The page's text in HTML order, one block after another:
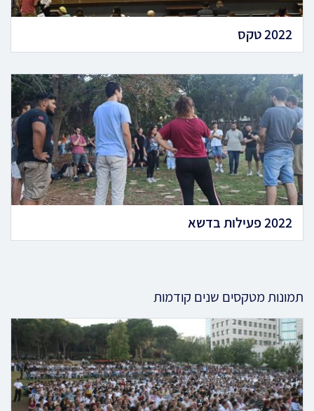
2022 טקס
2022 פעילות בדשא
תמונות מטקסים שנים קודמות